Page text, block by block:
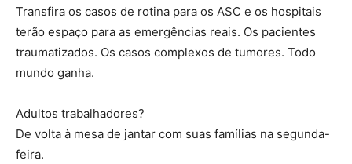
Transfira os casos de rotina para os ASC e os hospitais
terão espaço para as emergências reais. Os pacientes
traumatizados. Os casos complexos de tumores. Todo
mundo ganha.
Adultos trabalhadores?
De volta à mesa de jantar com suas famílias na segunda-
feira.